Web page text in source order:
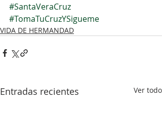
#SantaVeraCruz
#TomaTuCruzYSigueme
VIDA DE HERMANDAD
Entradas recientes Ver todo